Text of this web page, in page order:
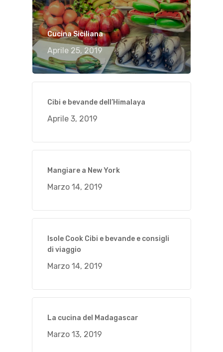
Cucina Siciliana
Aprile 25, 2019
Cibi e bevande dell’Himalaya
Aprile 3, 2019
Mangiare a New York
Marzo 14, 2019
Isole Cook Cibi e bevande e consigli
di viaggio
Marzo 14, 2019
La cucina del Madagascar
Marzo 13, 2019